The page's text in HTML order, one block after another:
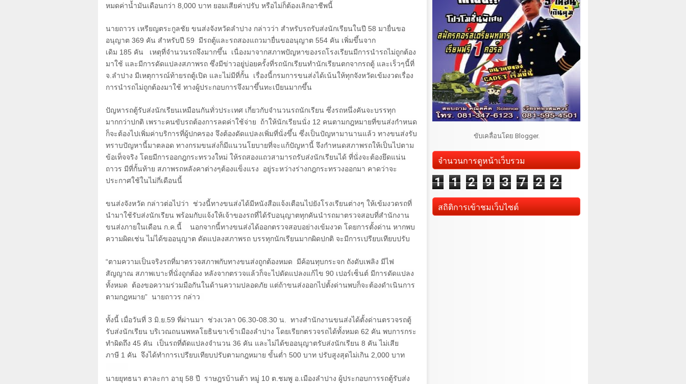
หมดค่าน้ำมันเดือนกว่า 8,000 บาท ยอมเสียค่าปรับ หรือไม่ก็ต้องเลิกอาชีพนี้
นายถาวร เหรียญตระกูลชัย ขนส่งจังหวัดลำปาง กล่าวว่า สำหรับรถรับส่งนักเรียนในปี 58 มายื่นขอ
อนุญาต 369 คัน สำหรับปี 59 มีรถตู้และรถสองแถวมายื่นขออนุญาต 554 คัน เพิ่มขึ้นจาก
เดิม 185 คัน เหตุที่จำนวนรถจึงมากขึ้น เนื่องมาจากสภาพปัญหาของรถโรงเรียนมีการนำรถไม่ถูกต้อง
มาใช้ และมีการดัดแปลงสภาพรถ ซึ่งมีข่าวอยู่บ่อยครั้งที่รถนักเรียนทำนักเรียนตกจากรถตู้ และเร็วๆนี้ที่
จ.ลำปาง มีเหตุการณ์ท้ายรถตู้เปิด และไม่มีที่กั้น เรื่องนี้กรมการขนส่งได้เน้นให้ทุกจังหวัดเข้มงวดเรื่อง
การนำรถไม่ถูกต้องมาใช้ ทางผู้ประกอบการจึงมาขึ้นทะเบียนมากขึ้น
ปัญหารถตู้รับส่งนักเรียนเหมือนกันทั่วประเทศ เกี่ยวกับจำนวนรถนักเรียน ซึ่งรถหนึ่งคันจะบรรทุก
มากกว่าปกติ เพราะคนขับรถต้องการลดค่าใช้จ่าย ถ้าให้นักเรียนนั่ง 12 คนตามกฎหมายที่ขนส่งกำหนด
ก็จะต้องไปเพิ่มค่าบริการที่ผู้ปกครอง จึงต้องดัดแปลงเพิ่มที่นั่งขึ้น ซึ่งเป็นปัญหามานานแล้ว ทางขนส่งรับ
ทราบปัญหานี้มาตลอด ทางกรมขนส่งก็มีแนวนโยบายที่จะแก้ปัญหานี้ จึงกำหนดสภาพรถให้เป็นไปตาม
ข้อเท็จจริง โดยมีการออกฎกระทรวงใหม่ ให้รถสองแถวสามารถรับส่งนักเรียนได้ ที่นั่งจะต้องยึดแน่น
ถาวร มีที่กั้นท้าย สภาพรถหลังคาต่างๆต้องแข็งแรง อยู่ระหว่างร่างกฎกระทรวงออกมา คาดว่าจะ
ประกาศใช้ในไม่กี่เดือนนี้
ขนส่งจังหวัด กล่าวต่อไปว่า ช่วงนี้ทางขนส่งได้มีหนังสือแจ้งเตือนไปยังโรงเรียนต่างๆ ให้เข้มงวดรถที่
นำมาใช้รับส่งนักเรียน พร้อมกับแจ้งให้เจ้าของรถที่ได้รับอนุญาตทุกคันนำรถมาตรวจสอบที่สำนักงาน
ขนส่งภายในเดือน ก.ค.นี้ นอกจากนี้ทางขนส่งได้ออกตรวจสอบอย่างเข้มงวด โดยการตั้งด่าน หากพบ
ความผิดเช่น ไม่ได้ขออนุญาต ดัดแปลงสภาพรถ บรรทุกนักเรียนมากผิดปกติ จะมีการเปรียบเทียบปรับ
“ตามความเป็นจริงรถที่มาตรวจสภาพกับทางขนส่งถูกต้องหมด มีค้อนทุบกระจก ถังดับเพลิง มีไฟ
สัญญาณ สภาพเบาะที่นั่งถูกต้อง หลังจากตรวจแล้วก็จะไปดัดแปลงแก้ไข 90 เปอร์เซ็นต์ มีการดัดแปลง
ทั้งหมด ต้องขอความร่วมมือกันในด้านความปลอดภัย แต่ถ้าขนส่งออกไปตั้งด่านพบก็จะต้องดำเนินการ
ตามกฎหมาย” นายถาวร กล่าว
ทั้งนี้ เมื่อวันที่ 3 มิ.ย.59 ที่ผ่านมา ช่วงเวลา 06.30-08.30 น. ทางสำนักงานขนส่งได้ตั้งด่านตรวจรถตู้
รับส่งนักเรียน บริเวณถนนพหลโยธินขาเข้าเมืองลำปาง โดยเรียกตรวจรถได้ทั้งหมด 62 คัน พบการกระ
ทำผิดถึง 45 คัน เป็นรถที่ดัดแปลงจำนวน 36 คัน และไม่ได้ขออนุญาตรับส่งนักเรียน 8 คัน ไม่เสีย
ภาษี 1 คัน จึงได้ทำการเปรียบเทียบปรับตามกฎหมาย ขั้นต่ำ 500 บาท ปรับสูงสุดไม่เกิน 2,000 บาท
นายยุทธนา ตาละกา อายุ 58 ปี ราษฎรบ้านต้า หมู่ 10 ต.ชมพู อ.เมืองลำปาง ผู้ประกอบการรถตู้รับส่ง
ขับเคลื่อนโดย Blogger.
จำนวนการดูหน้าเว็บรวม
1 1 2 9 3 7 2 2
สถิติการเข้าชมเว็บไซต์